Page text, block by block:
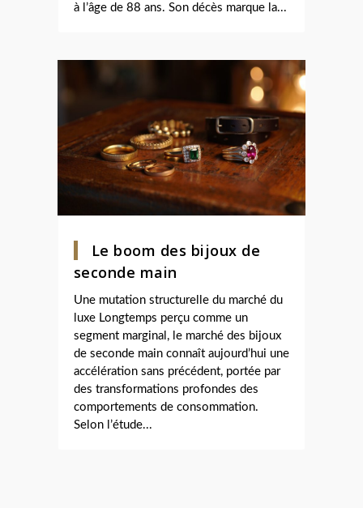
à l’âge de 88 ans. Son décès marque la...
Le boom des bijoux de
seconde main
Une mutation structurelle du marché du
luxe Longtemps perçu comme un
segment marginal, le marché des bijoux
de seconde main connaît aujourd’hui une
accélération sans précédent, portée par
des transformations profondes des
comportements de consommation.
Selon l’étude...